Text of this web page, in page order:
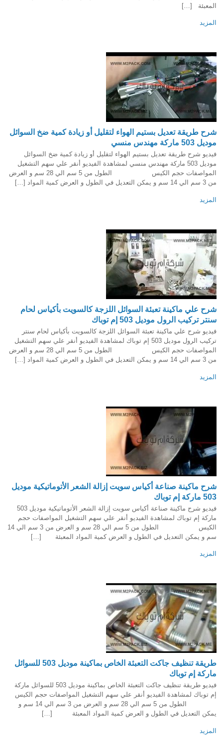
المعبئة […]
المزيد
شرح طريقة تعديل بستيم الهواء لتقليل أو زيادة كمية ضخ السوائل
موديل 503 ماركة مهندس منسي
فيديو شرح طريقة تعديل بستيم الهواء لتقليل أو زيادة كمية ضخ السوائل
موديل 503 ماركة مهندس منسي لمشاهدة الفيديو أنقر علي سهم التشغيل
المواصفات حجم الكيس الطول من 5 سم الي 28 سم و العرض
من 3 سم الي 14 سم و يمكن التعديل في الطول و العرض كمية المواد […]
المزيد
شرح علي ماكينة تعبئة السوائل اللزجة كالسويت بأكياس لحام
سنتر تركيب الرول موديل 503 إم توباك
فيديو شرح علي ماكينة تعبئة السوائل اللزجة كالسويت بأكياس لحام سنتر
تركيب الرول موديل 503 إم توباك لمشاهدة الفيديو أنقر علي سهم التشغيل
المواصفات حجم الكيس الطول من 5 سم الي 28 سم و العرض
من 3 سم الي 14 سم و يمكن التعديل في الطول و العرض كمية المواد […]
المزيد
شرح ماكينة صناعة أكياس سويت إزالة الشعر الأتوماتيكية موديل
503 ماركة إم توباك
فيديو شرح ماكينة صناعة أكياس سويت إزالة الشعر الأتوماتيكية موديل 503
ماركة إم توباك لمشاهدة الفيديو أنقر علي سهم التشغيل المواصفات حجم
الكيس الطول من 5 سم الي 28 سم و العرض من 3 سم الي 14
سم و يمكن التعديل في الطول و العرض كمية المواد المعبئة […]
المزيد
طريقة تنظيف جاكت التعبئة الخاص بماكينة موديل 503 للسوائل
ماركة إم توباك
فيديو طريقة تنظيف جاكت التعبئة الخاص بماكينة موديل 503 للسوائل ماركة
إم توباك لمشاهدة الفيديو أنقر علي سهم التشغيل المواصفات حجم الكيس
الطول من 5 سم الي 28 سم و العرض من 3 سم الي 14 سم و
يمكن التعديل في الطول و العرض كمية المواد المعبئة […]
المزيد